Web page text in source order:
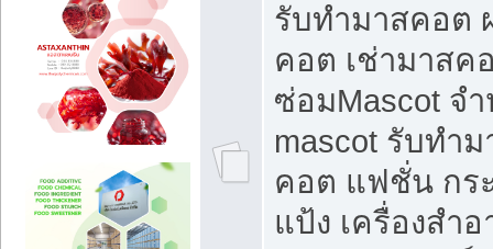
รับทำมาสคอต
คอต เช่ามาสค
ซ่อมMascot จ
mascot รับทำ
คอต แฟชั่น กระ
แป้ง เครื่องสำ